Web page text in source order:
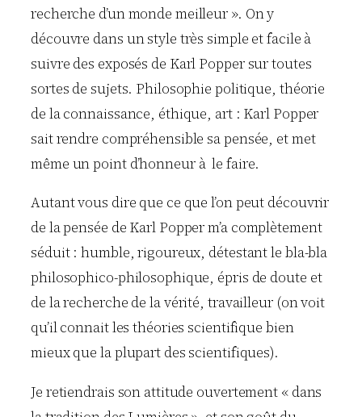
recherche d’un monde meilleur ». On y
découvre dans un style très simple et facile à
suivre des exposés de Karl Popper sur toutes
sortes de sujets. Philosophie politique, théorie
de la connaissance, éthique, art : Karl Popper
sait rendre compréhensible sa pensée, et met
même un point d’honneur à le faire.
Autant vous dire que ce que l’on peut découvrir
de la pensée de Karl Popper m’a complètement
séduit : humble, rigoureux, détestant le bla-bla
philosophico-philosophique, épris de doute et
de la recherche de la vérité, travailleur (on voit
qu’il connait les théories scientifique bien
mieux que la plupart des scientifiques).
Je retiendrais son attitude ouvertement « dans